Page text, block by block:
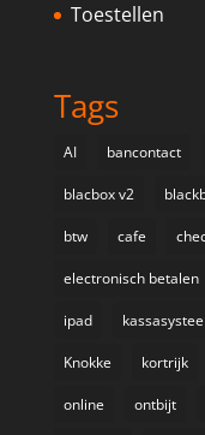
Toestellen
Tags
AI bancontact
blacbox v2
btw cafe
electronisch betalen
ipad
Knokke kortrijk
online ontbijt